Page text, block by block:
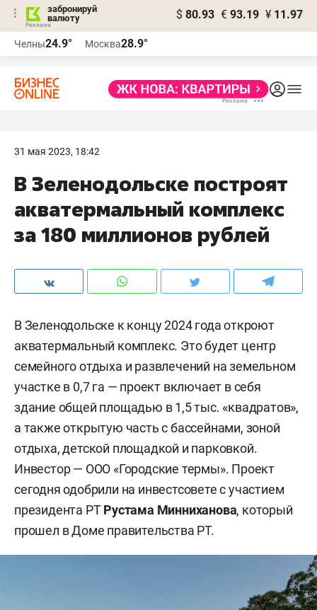
забронируй
валюту
$ 80.93 € 93.19 ¥ 11.97
Челны24.9° Москва28.9°
31 мая 2023, 18:42
В Зеленодольске построят
акватермальный комплекс
за 180 миллионов рублей
В Зеленодольске к концу 2024 года откроют
акватермальный комплекс. Это будет центр
семейного отдыха и развлечений на земельном
участке в 0,7 га — проект включает в себя
здание общей площадью в 1,5 тыс. «квадратов»,
а также открытую часть с бассейнами, зоной
отдыха, детской площадкой и парковкой.
Инвестор — ООО «Городские термы». Проект
сегодня одобрили на инвестсовете с участием
президента РТРустама Минниханова, который
прошел в Доме правительства РТ.